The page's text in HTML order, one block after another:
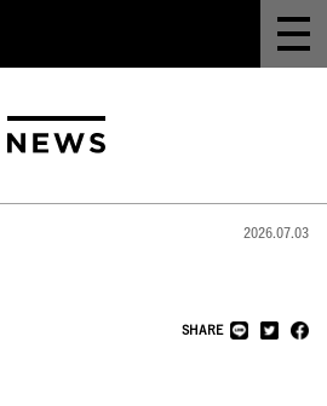
2026.07.03
SHARE